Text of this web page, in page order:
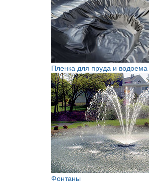
Пленка для пруда и водоема
Фонтаны